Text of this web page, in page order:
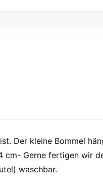
Der kleine Bommel
cm- Gerne fertigen wir
waschbar.